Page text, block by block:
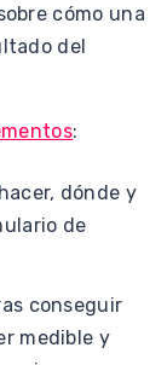
cómo una
del
:
dónde y
de
conseguir
medible y